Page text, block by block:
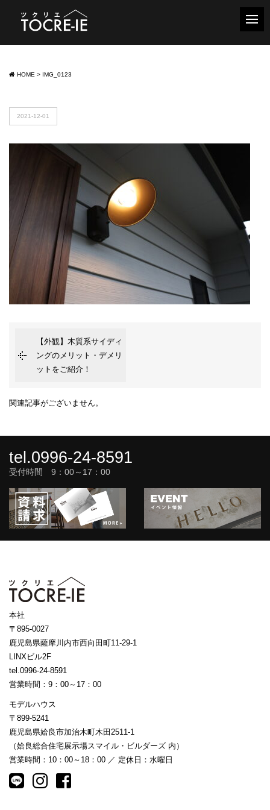
HOME > IMG_0123
2021-12-01
【外観】木質系サイディ
ングのメリット・デメリ
ットをご紹介！
関連記事がございません。
tel.0996-24-8591
受付時間 9：00～17：00
本社
〒895-0027
鹿児島県薩摩川内市西向田町11-29-1
LINXビル2F
tel.0996-24-8591
営業時間：9：00～17：00
モデルハウス
〒899-5241
鹿児島県姶良市加治木町木田2511-1
（姶良総合住宅展示場スマイル・ビルダーズ 内）
営業時間：10：00～18：00 ／ 定休日：水曜日